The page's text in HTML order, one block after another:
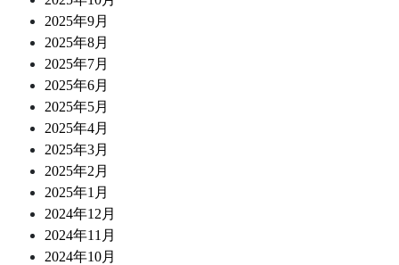
2025年9月
2025年8月
2025年7月
2025年6月
2025年5月
2025年4月
2025年3月
2025年2月
2025年1月
2024年12月
2024年11月
2024年10月